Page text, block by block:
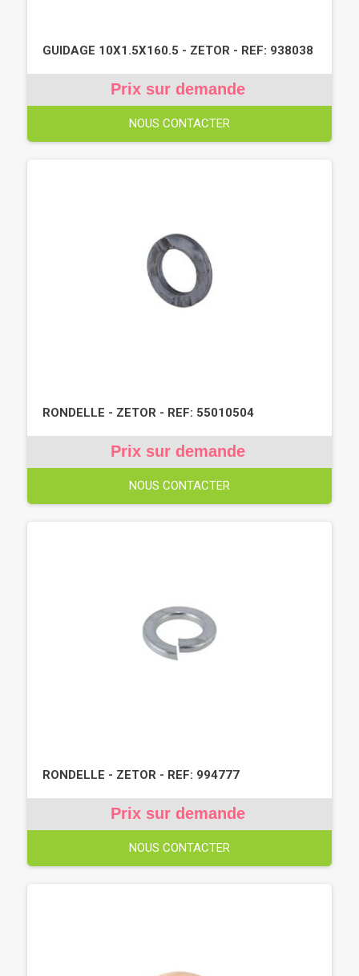
GUIDAGE 10X1.5X160.5 - ZETOR - REF: 938038
Prix sur demande
NOUS CONTACTER
RONDELLE - ZETOR - REF: 55010504
Prix sur demande
NOUS CONTACTER
RONDELLE - ZETOR - REF: 994777
Prix sur demande
NOUS CONTACTER